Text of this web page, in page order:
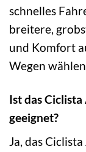
schnelles
breitere,
und Komfort
Wegen
Ist das
geeignet?
Ja, das